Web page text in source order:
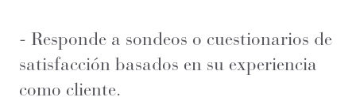
- Responde a sondeos o cuestionarios de
satisfacción basados en su experiencia
como cliente.